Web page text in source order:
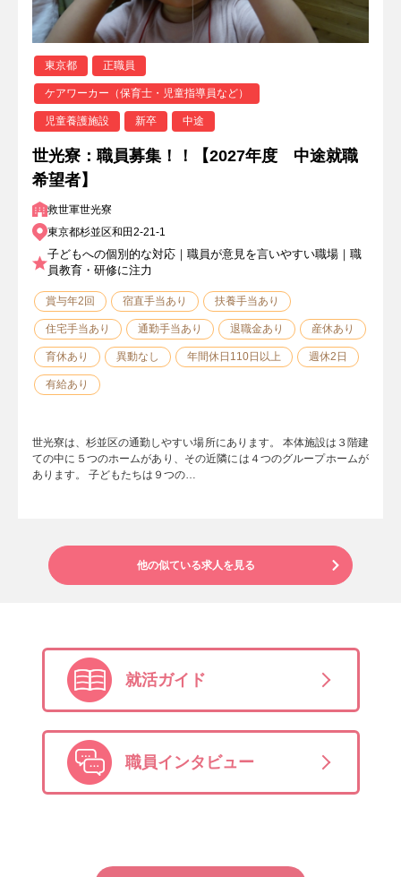
東京都 正職員
ケアワーカー（保育士・児童指導員など）
児童養護施設 新卒 中途
世光寮：職員募集！！【2027年度 中途就職
希望者】
救世軍世光寮
東京都杉並区和田2-21-1
子どもへの個別的な対応｜職員が意見を言いやすい職場｜職
員教育・研修に注力
賞与年2回 宿直手当あり 扶養手当あり
住宅手当あり 通勤手当あり 退職金あり 産休あり
育休あり 異動なし 年間休日110日以上 週休2日
有給あり
世光寮は、杉並区の通勤しやすい場所にあります。 本体施設は３階建
ての中に５つのホームがあり、その近隣には４つのグループホームが
あります。 子どもたちは９つの…
他の似ている求人を見る
就活ガイド
職員インタビュー